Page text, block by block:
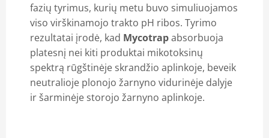
fazių tyrimus, kurių metu buvo simuliuojamos
viso virškinamojo trakto pH ribos. Tyrimo
rezultatai įrodė, kad Mycotrapabsorbuoja
platesnį nei kiti produktai mikotoksinų
spektrą rūgštinėje skrandžio aplinkoje, beveik
neutralioje plonojo žarnyno vidurinėje dalyje
ir šarminėje storojo žarnyno aplinkoje.